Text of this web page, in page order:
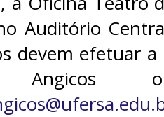
Auditório
devem efetuar
Angicos